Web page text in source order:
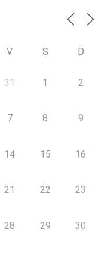
V S D
31 1 2
7 8 9
14 15 16
21 22 23
28 29 30